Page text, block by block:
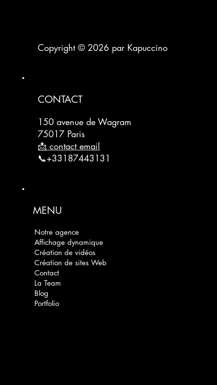
Copyright © 2026 par Kapuccino
CONTACT
150 avenue de Wagram
75017 Paris
📩 contact email
📞+33187443131
MENU
Notre agence
Affichage dynamique
Création de vidéos
Création de sites Web
Contact
La Team
Blog
Portfolio